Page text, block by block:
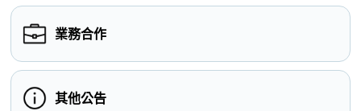
業務合作
其他公告